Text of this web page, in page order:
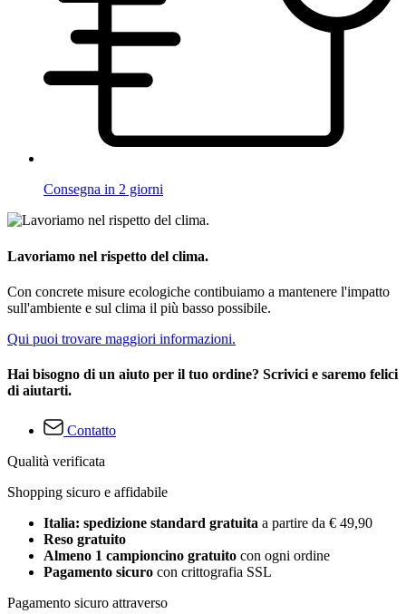
Consegna in 2 giorni
Lavoriamo nel rispetto del clima.
Con concrete misure ecologiche contibuiamo a mantenere l'impatto
sull'ambiente e sul clima il più basso possibile.
Qui puoi trovare maggiori informazioni.
Hai bisogno di un aiuto per il tuo ordine? Scrivici e saremo felici
di aiutarti.
Contatto
Qualità verificata
Shopping sicuro e affidabile
Italia: spedizione standard gratuita a partire da € 49,90
Reso gratuito
Almeno 1 campioncino gratuito con ogni ordine
Pagamento sicuro con crittografia SSL
Pagamento sicuro attraverso